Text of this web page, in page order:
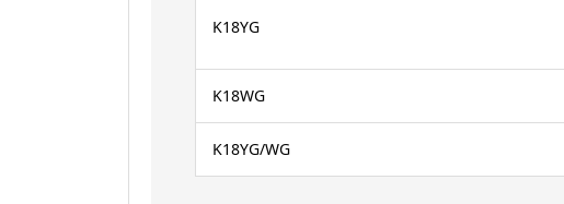
K18YG
K18WG
K18YG/WG